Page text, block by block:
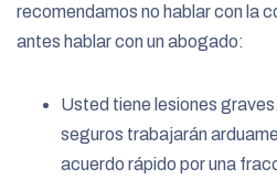
recomendamos no hablar con la
antes hablar con un abogado:
Usted tiene lesiones
seguros trabajarán
acuerdo rápido por una